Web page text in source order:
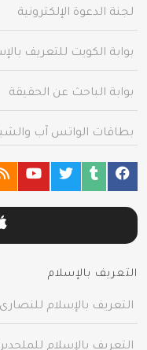
لجنة الدعوة الإلكترونية
بوابة الكويت للتعريف
بوابة الباحث عن الحقيقة
بطاقات الواتس آب
التعريف بالإسلام
التعريف بالإسلام للنصارى
التعريف بالإسلام